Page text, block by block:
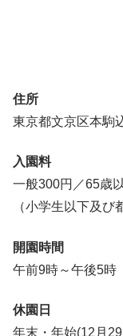
住所
東京都文京区本駒
入園料
一般300円／65歳
（小学生以下及び
開園時間
午前9時～午後5時
休園日
年末・年始(12月